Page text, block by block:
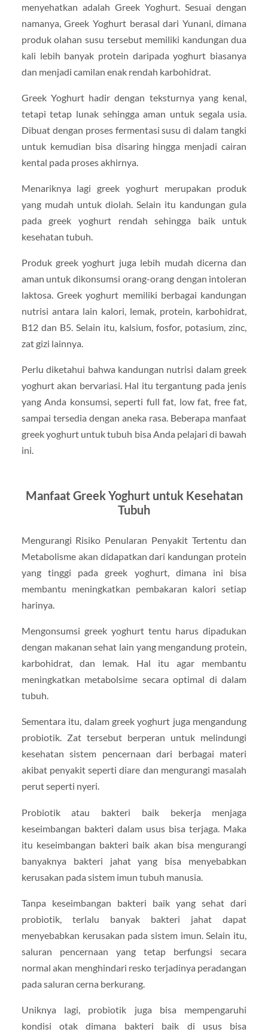
menyehatkan adalah Greek Yoghurt. Sesuai dengan
namanya, Greek Yoghurt berasal dari Yunani, dimana
produk olahan susu tersebut memiliki kandungan dua
kali lebih banyak protein daripada yoghurt biasanya
dan menjadi camilan enak rendah karbohidrat.
Greek Yoghurt hadir dengan teksturnya yang kenal,
tetapi tetap lunak sehingga aman untuk segala usia.
Dibuat dengan proses fermentasi susu di dalam tangki
untuk kemudian bisa disaring hingga menjadi cairan
kental pada proses akhirnya.
Menariknya lagi greek yoghurt merupakan produk
yang mudah untuk diolah. Selain itu kandungan gula
pada greek yoghurt rendah sehingga baik untuk
kesehatan tubuh.
Produk greek yoghurt juga lebih mudah dicerna dan
aman untuk dikonsumsi orang-orang dengan intoleran
laktosa. Greek yoghurt memiliki berbagai kandungan
nutrisi antara lain kalori, lemak, protein, karbohidrat,
B12 dan B5. Selain itu, kalsium, fosfor, potasium, zinc,
zat gizi lainnya.
Perlu diketahui bahwa kandungan nutrisi dalam greek
yoghurt akan bervariasi. Hal itu tergantung pada jenis
yang Anda konsumsi, seperti full fat, low fat, free fat,
sampai tersedia dengan aneka rasa. Beberapa manfaat
greek yoghurt untuk tubuh bisa Anda pelajari di bawah
ini.
Manfaat Greek Yoghurt untuk Kesehatan
Tubuh
Mengurangi Risiko Penularan Penyakit Tertentu dan
Metabolisme akan didapatkan dari kandungan protein
yang tinggi pada greek yoghurt, dimana ini bisa
membantu meningkatkan pembakaran kalori setiap
harinya.
Mengonsumsi greek yoghurt tentu harus dipadukan
dengan makanan sehat lain yang mengandung protein,
karbohidrat, dan lemak. Hal itu agar membantu
meningkatkan metabolsime secara optimal di dalam
tubuh.
Sementara itu, dalam greek yoghurt juga mengandung
probiotik. Zat tersebut berperan untuk melindungi
kesehatan sistem pencernaan dari berbagai materi
akibat penyakit seperti diare dan mengurangi masalah
perut seperti nyeri.
Probiotik atau bakteri baik bekerja menjaga
keseimbangan bakteri dalam usus bisa terjaga. Maka
itu keseimbangan bakteri baik akan bisa mengurangi
banyaknya bakteri jahat yang bisa menyebabkan
kerusakan pada sistem imun tubuh manusia.
Tanpa keseimbangan bakteri baik yang sehat dari
probiotik, terlalu banyak bakteri jahat dapat
menyebabkan kerusakan pada sistem imun. Selain itu,
saluran pencernaan yang tetap berfungsi secara
normal akan menghindari resko terjadinya peradangan
pada saluran cerna berkurang.
Uniknya lagi, probiotik juga bisa mempengaruhi
kondisi otak dimana bakteri baik di usus bisa